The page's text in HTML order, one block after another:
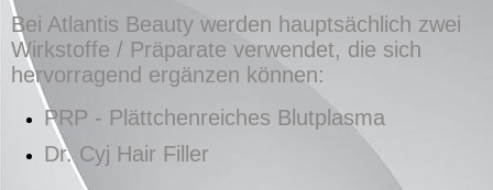
Bei Atlantis Beauty werden hauptsächlich zwei
Wirkstoffe / Präparate verwendet, die sich
hervorragend ergänzen können:
PRP - Plättchenreiches Blutplasma
Dr. Cyj Hair Filler